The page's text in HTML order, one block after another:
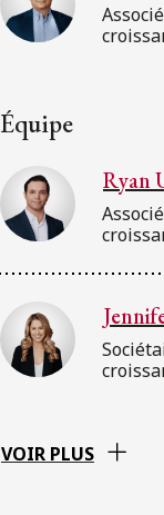
Équipe
Ryan
VOIR PLUS